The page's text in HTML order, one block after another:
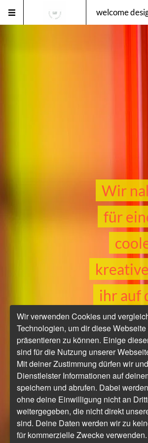
welcome
Wir
für
ihr auf
zu
Wir verwenden Cookies und
Technologien, um dir diese
präsentieren zu können. Einige
sind für die Nutzung unserer
Mit deiner Zustimmung dürfen wir
Dienstleister Informationen auf
speichern und abrufen. Dabei
ohne deine Einwilligung nicht an
weitergegeben, die nicht direkt
sind. Deine Daten werden wir zu
für kommerzielle Zwecke verwenden.